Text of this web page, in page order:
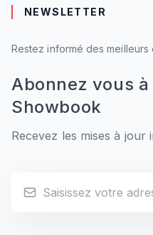
NEWSLETTER
Restez informé des
Abonnez vous
Showbook
Recevez les mises à jour